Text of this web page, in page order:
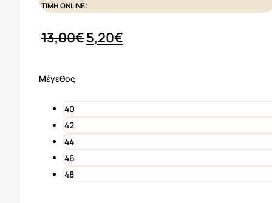
ΤΙΜΗ ONLINE:
13,00€Original
5,20€
Μέγεθος
40
42
44
46
48